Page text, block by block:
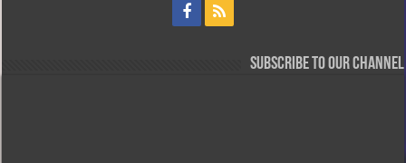
Subscribe to our Channel